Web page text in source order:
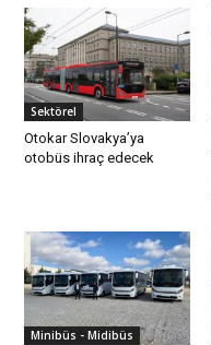
Sektörel
Otokar Slovakya’ya
otobüs ihraç edecek
Minibüs - Midibüs